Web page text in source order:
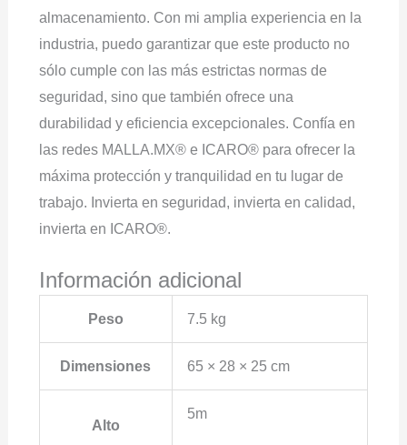
almacenamiento. Con mi amplia experiencia en la
industria, puedo garantizar que este producto no
sólo cumple con las más estrictas normas de
seguridad, sino que también ofrece una
durabilidad y eficiencia excepcionales. Confía en
las redes MALLA.MX® e ICARO® para ofrecer la
máxima protección y tranquilidad en tu lugar de
trabajo. Invierta en seguridad, invierta en calidad,
invierta en ICARO®.
Información adicional
Peso 7.5 kg
Dimensiones 65 × 28 × 25 cm
Alto
5m